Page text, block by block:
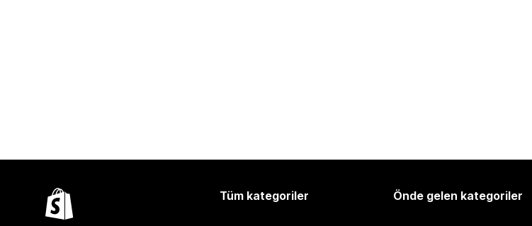
Tüm kategoriler Önde gelen kategoriler